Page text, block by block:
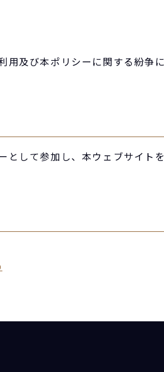
及び本ポリシーに関する紛
して参加し、本ウェブサイト